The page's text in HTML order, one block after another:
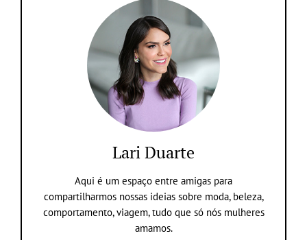
Lari Duarte
Aqui é um espaço entre amigas para
compartilharmos nossas ideias sobre moda, beleza,
comportamento, viagem, tudo que só nós mulheres
amamos.